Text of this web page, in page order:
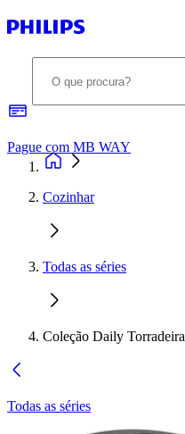
Pague com MB WAY
Cozinhar
Todas as séries
Coleção Daily Torradeira
Todas as séries